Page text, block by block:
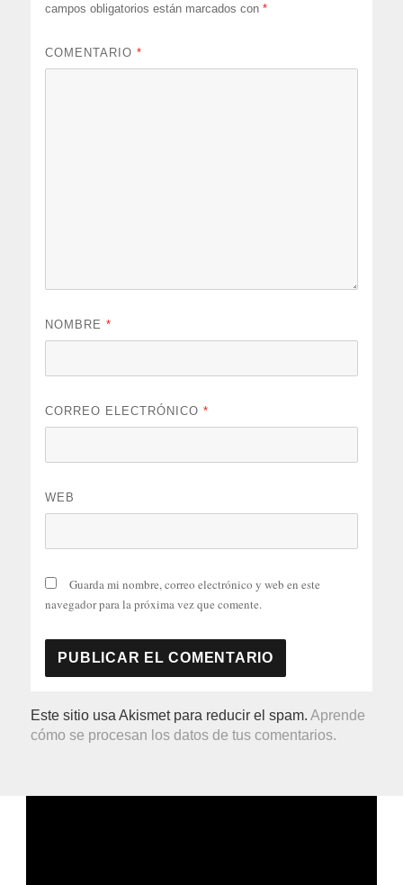
campos obligatorios están marcados con*
COMENTARIO*
NOMBRE*
CORREO ELECTRÓNICO*
WEB
Guarda mi nombre, correo electrónico y web en este
navegador para la próxima vez que comente.
Este sitio usa Akismet para reducir el spam.Aprende
cómo se procesan los datos de tus comentarios.